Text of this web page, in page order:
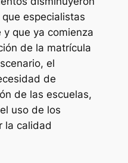
especialistas
que ya comienza
de la matrícula
el
de
de las escuelas,
uso de los
la calidad